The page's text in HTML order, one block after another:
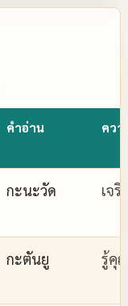
คำอ่าน คว
กะนะวัด เจ
กะตันยู รู้คุ